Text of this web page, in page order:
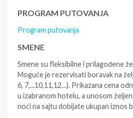
PROGRAM PUTOVANJA
Program putovanja
SMENE
Smene su fleksibilne i prilagođene
Moguće je rezervisati boravak na
6, 7,...10,11,12…). Prikazana cena
u izabranom hotelu, a unosom
noći na sajtu dobijate ukupan iznos